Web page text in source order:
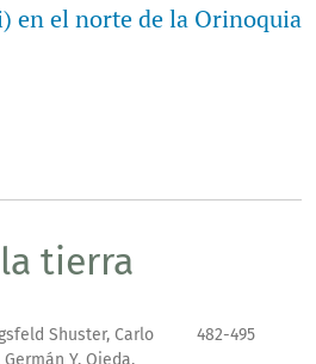
en el norte de la Orinoquia
tierra
Shuster, Carlo
Y. Ojeda,
482-495